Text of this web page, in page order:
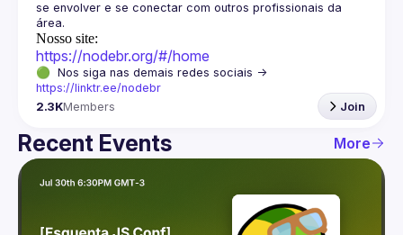
se envolver e se conectar com outros profissionais da
Nosso site:
https://nodebr.org/#/home
https://linktr.ee/nodebr
2.3KMembers Join
Recent Events More